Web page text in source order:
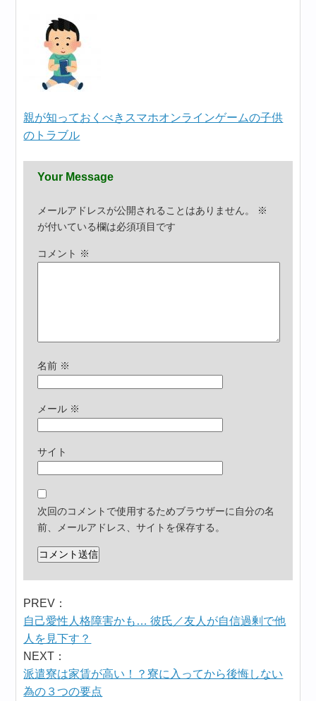
親が知っておくべきスマホオンラインゲームの子供
のトラブル
Your Message
メールアドレスが公開されることはありません。
※
が付いている欄は必須項目です
コメント ※
名前 ※
メール ※
サイト
次回のコメントで使用するためブラウザーに自分の名
前、メールアドレス、サイトを保存する。
PREV：
自己愛性人格障害かも… 彼氏／友人が自信過剰で他
人を見下す？
NEXT：
派遣寮は家賃が高い！？寮に入ってから後悔しない
為の３つの要点